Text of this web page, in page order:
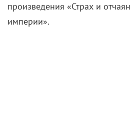
произведения «Страх и
империи».